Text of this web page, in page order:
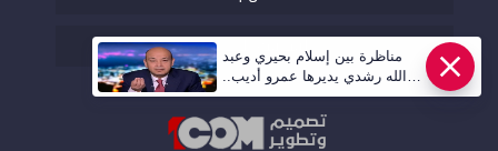
السياسة التحريرية
مناظرة بين إسلام بحيري وعبد
الله رشدي يديرها عمرو أديب..
قريبا | أهل مصر